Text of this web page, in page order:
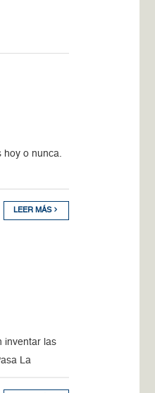
hoy o nunca.
LEER MÁS
inventar las
La